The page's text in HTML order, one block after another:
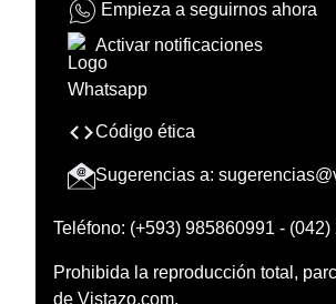
Empieza a seguirnos ahora
Activar notificaciones
Código ética
Sugerencias a:
Teléfono: (+593) 985860991 -
Prohibida la reproducción total,
de Vistazo.com.